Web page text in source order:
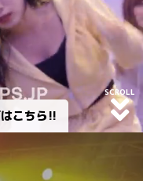
こちら!!
SCROLL